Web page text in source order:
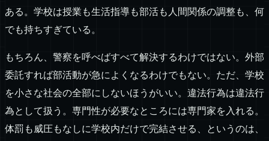
ある。学校は授業も生活指導も部活も人間関係の調整も、何
でも持ちすぎている。
もちろん、警察を呼べばすべて解決するわけではない。外部
委託すれば部活動が急によくなるわけでもない。ただ、学校
を小さな社会の全部にしないほうがいい。違法行為は違法行
為として扱う。専門性が必要なところには専門家を入れる。
体罰も威圧もなしに学校内だけで完結させる、というのは、